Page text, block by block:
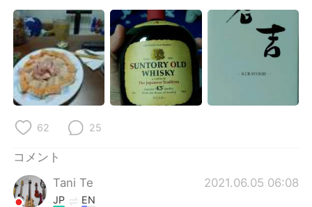
Indonesia Italiano
Türkçe Tiếng Việt
Português
62 25
コメント
Tani Te
2021.06.05 06:08
JP EN